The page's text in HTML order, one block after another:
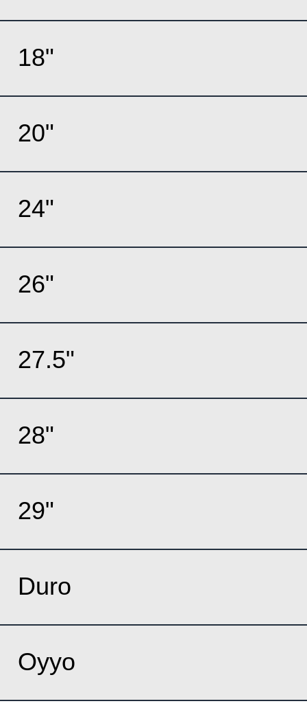
18"
20"
24"
26"
27.5"
28"
29"
Duro
Oyyo